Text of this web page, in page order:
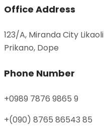
Office Address
123/A, Miranda City Likaoli
Prikano, Dope
Phone Number
+0989 7876 9865 9
+(090) 8765 86543 85